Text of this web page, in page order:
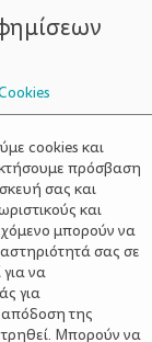
ΣΥΜΒΟΥΛΟΙ
cookies και
πρόσβαση
σας και
και
μπορούν να
σας σε
να
για
απόδοση της
Μπορούν να